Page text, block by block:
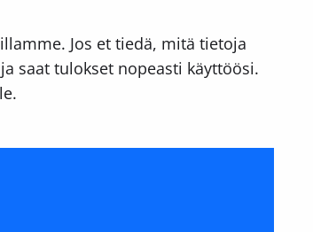
Jos et tiedä, mitä tietoja
saat tulokset nopeasti käyttöösi.